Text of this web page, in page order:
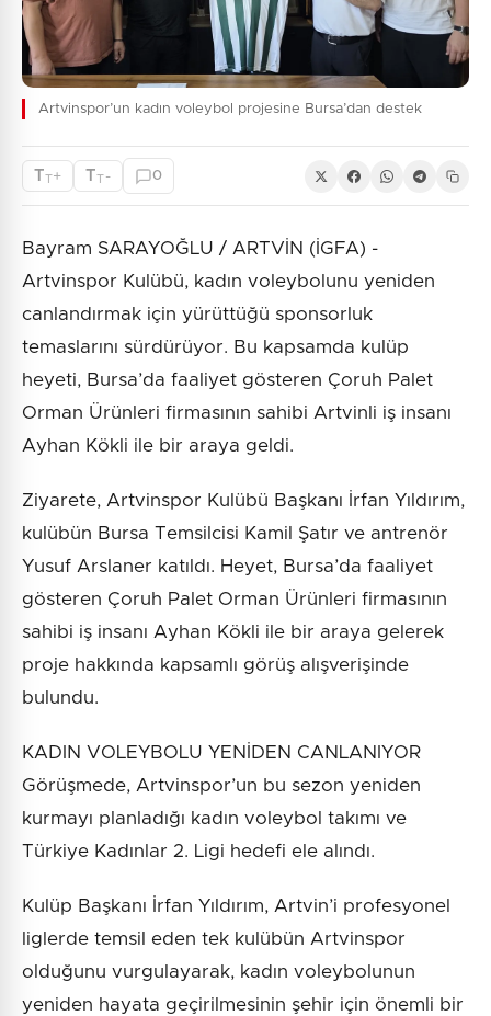
Artvinspor’un kadın voleybol projesine Bursa’dan destek
TT+ TT - 0
Bayram SARAYOĞLU / ARTVİN (İGFA) -
Artvinspor Kulübü, kadın voleybolunu yeniden
canlandırmak için yürüttüğü sponsorluk
temaslarını sürdürüyor. Bu kapsamda kulüp
heyeti, Bursa’da faaliyet gösteren Çoruh Palet
Orman Ürünleri firmasının sahibi Artvinli iş insanı
Ayhan Kökli ile bir araya geldi.
Ziyarete, Artvinspor Kulübü Başkanı İrfan Yıldırım,
kulübün Bursa Temsilcisi Kamil Şatır ve antrenör
Yusuf Arslaner katıldı. Heyet, Bursa’da faaliyet
gösteren Çoruh Palet Orman Ürünleri firmasının
sahibi iş insanı Ayhan Kökli ile bir araya gelerek
proje hakkında kapsamlı görüş alışverişinde
bulundu.
KADIN VOLEYBOLU YENİDEN CANLANIYOR
Görüşmede, Artvinspor’un bu sezon yeniden
kurmayı planladığı kadın voleybol takımı ve
Türkiye Kadınlar 2. Ligi hedefi ele alındı.
Kulüp Başkanı İrfan Yıldırım, Artvin’i profesyonel
liglerde temsil eden tek kulübün Artvinspor
olduğunu vurgulayarak, kadın voleybolunun
yeniden hayata geçirilmesinin şehir için önemli bir